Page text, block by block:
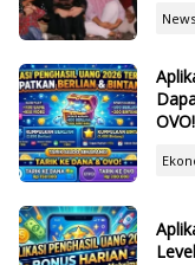
News
OVO!